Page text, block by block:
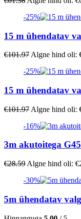
-25%
15 m ühendatav
€101.97 Algne hind oli:
-25%
15 m ühendatav
€101.97 Algne hind oli:
-16%
3m akutoitega
€28.59 Algne hind oli:
-30%
5m ühendatav